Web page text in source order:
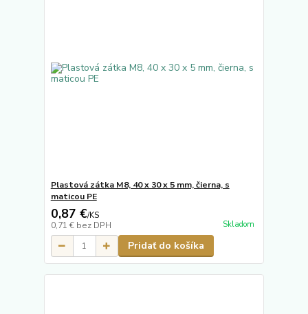
Plastová zátka M8, 40 x 30 x 5 mm, čierna, s
maticou PE
0,87 €/KS
0,71 € bez DPH Skladom
Pridať do košíka